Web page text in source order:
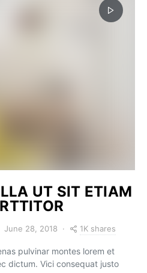
UT SIT ETIAM
June 28, 2018 1K shares
pulvinar montes lorem et
dictum. Vici consequat justo